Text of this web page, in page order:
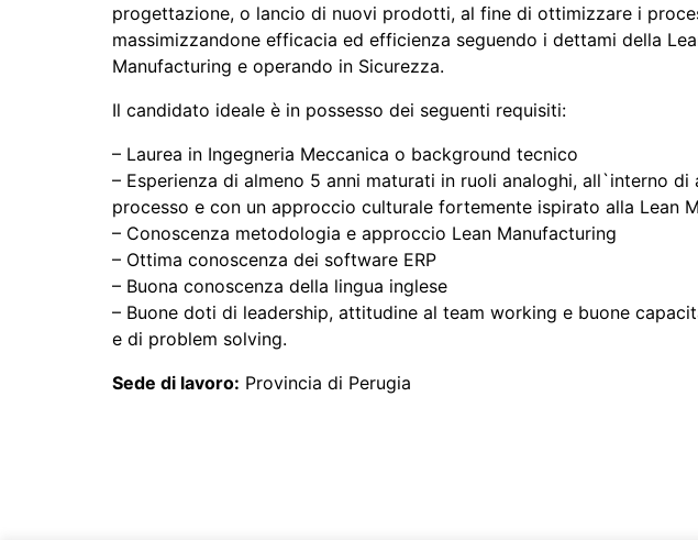
progettazione, o lancio di nuovi prodotti, al fine di ottimizzare i
massimizzandone efficacia ed efficienza seguendo i dettami della
Manufacturing e operando in Sicurezza.
Il candidato ideale è in possesso dei seguenti requisiti:
– Laurea in Ingegneria Meccanica o background tecnico
– Esperienza di almeno 5 anni maturati in ruoli analoghi, all`interno di
processo e con un approccio culturale fortemente ispirato alla Lean
– Conoscenza metodologia e approccio Lean Manufacturing
– Ottima conoscenza dei software ERP
– Buona conoscenza della lingua inglese
– Buone doti di leadership, attitudine al team working e buone
e di problem solving.
Sede di lavoro: Provincia di Perugia